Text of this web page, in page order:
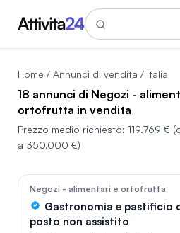
Home / Annunci di vendita / Italia
18 annunci di Negozi -
ortofrutta in vendita
Prezzo medio richiesto: 119.769 €
a 350.000 €)
Negozi - alimentari e ortofrutta
Gastronomia e pastificio
posto non assistito